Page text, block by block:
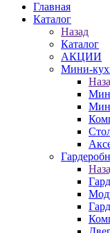
Главная
Каталог
Назад
Каталог
АКЦИИ
Мини-